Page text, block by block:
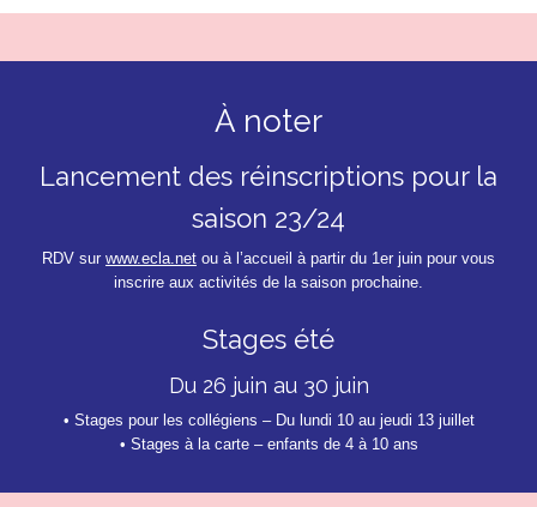
À noter
Lancement des réinscriptions pour la
saison 23/24
RDV sur www.ecla.net ou à l’accueil à partir du 1er juin pour vous
inscrire aux activités de la saison prochaine.
Stages été
Du 26 juin au 30 juin
• Stages pour les collégiens – Du lundi 10 au jeudi 13 juillet
• Stages à la carte – enfants de 4 à 10 ans